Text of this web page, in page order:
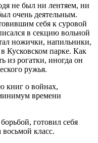
не был ни лентяем, ни
очень деятельным.
себя к суровой
в секцию вольной
ножички, напильники,
Кусковском парке. Как
из рогатки, иногда он
ружья.
книг о войнах,
времени
готовил себя
восьмой класс.